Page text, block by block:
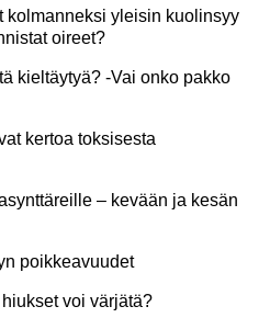
kolmanneksi yleisin kuolinsyy
oireet?
kieltäytyä? -Vai onko pakko
kertoa toksisesta
– kevään ja kesän
poikkeavuudet
voi värjätä?